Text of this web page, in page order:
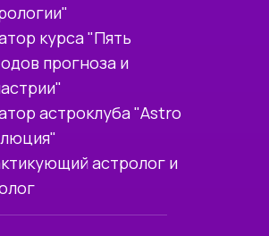
курса "Пять
прогноза и
астроклуба "Astro
астролог и